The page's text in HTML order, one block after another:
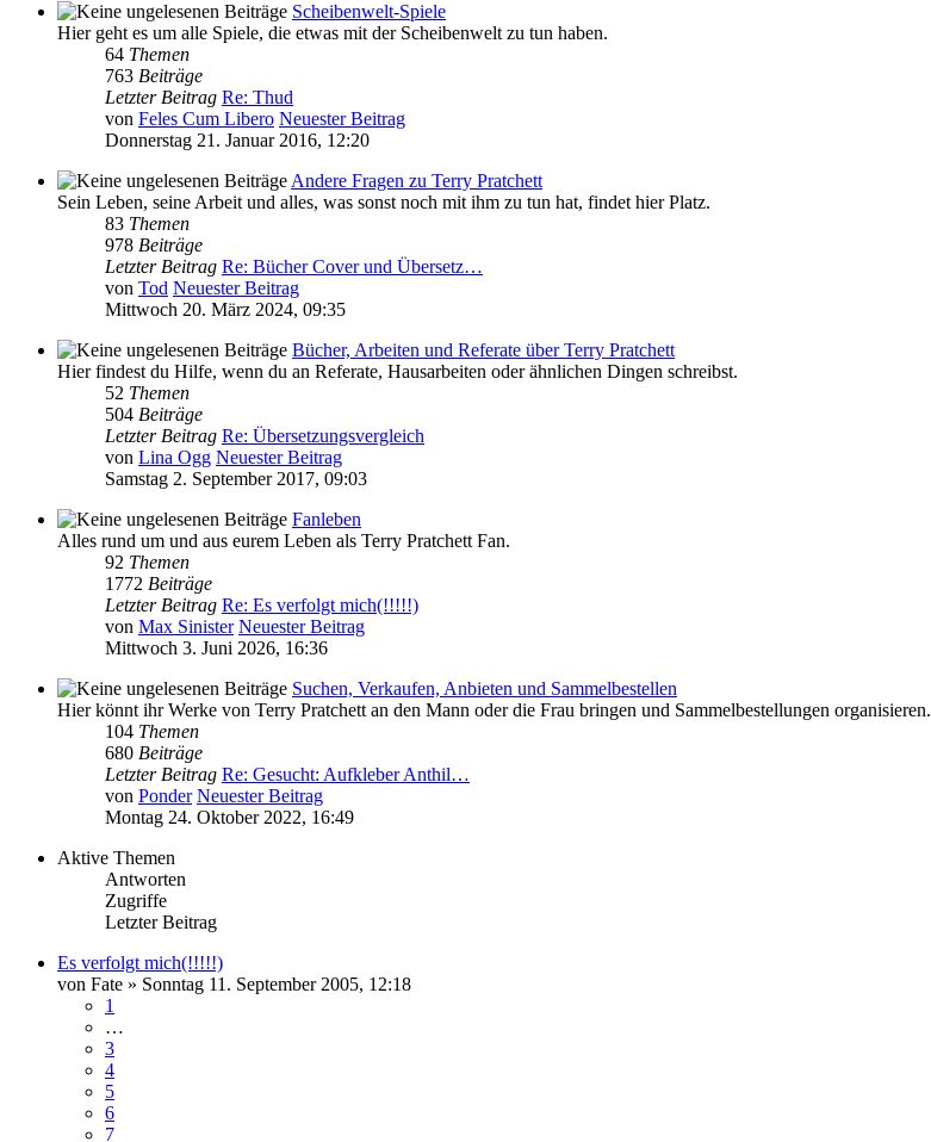
Scheibenwelt-Spiele
Hier geht es um alle Spiele, die etwas mit der Scheibenwelt zu tun haben.
64 Themen
763 Beiträge
Letzter Beitrag Re: Thud
von Feles Cum Libero Neuester Beitrag
Donnerstag 21. Januar 2016, 12:20
Andere Fragen zu Terry Pratchett
Sein Leben, seine Arbeit und alles, was sonst noch mit ihm zu tun hat, findet hier Platz.
83 Themen
978 Beiträge
Letzter Beitrag Re: Bücher Cover und Übersetz…
von Tod Neuester Beitrag
Mittwoch 20. März 2024, 09:35
Bücher, Arbeiten und Referate über Terry Pratchett
Hier findest du Hilfe, wenn du an Referate, Hausarbeiten oder ähnlichen Dingen schreibst.
52 Themen
504 Beiträge
Letzter Beitrag Re: Übersetzungsvergleich
von Lina Ogg Neuester Beitrag
Samstag 2. September 2017, 09:03
Fanleben
Alles rund um und aus eurem Leben als Terry Pratchett Fan.
92 Themen
1772 Beiträge
Letzter Beitrag Re: Es verfolgt mich(!!!!!)
von Max Sinister Neuester Beitrag
Mittwoch 3. Juni 2026, 16:36
Suchen, Verkaufen, Anbieten und Sammelbestellen
Hier könnt ihr Werke von Terry Pratchett an den Mann oder die Frau bringen und Sammelbestellungen organisieren.
104 Themen
680 Beiträge
Letzter Beitrag Re: Gesucht: Aufkleber Anthil…
von Ponder Neuester Beitrag
Montag 24. Oktober 2022, 16:49
Aktive Themen
Antworten
Zugriffe
Letzter Beitrag
Es verfolgt mich(!!!!!)
von Fate » Sonntag 11. September 2005, 12:18
1
…
3
4
5
6
7